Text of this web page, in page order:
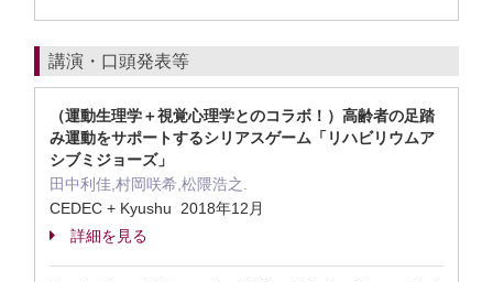
講演・口頭発表等
（運動生理学＋視覚心理学とのコラボ！）高齢者の足踏
み運動をサポートするシリアスゲーム「リハビリウムア
シブミジョーズ」
田中利佳,村岡咲希,松隈浩之.
CEDEC + Kyushu 2018年12月
詳細を見る